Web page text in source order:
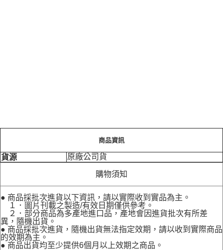
商品資訊
貨源 原廠公司貨
購物須知
● 商品採批次進貨以下資訊，請以實際收到實品為主。
１．圖片刊載之製造/有效日期僅供參考。
２．部分商品為多產地進口品，產地會因進貨批次有所差
異，隨機出貨。
● 商品採批次進貨，隨機出貨無法指定效期，請以收到實際商品
的效期為主。
● 商品出貨均至少提供6個月以上效期之商品。